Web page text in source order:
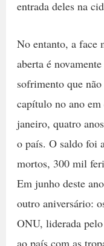
entrada deles na
No entanto, a face
aberta é
sofrimento que
capítulo no ano
janeiro, quatro
o país. O saldo foi
mortos, 300 mil
Em junho deste
outro aniversário:
ONU, liderada
ao país com as